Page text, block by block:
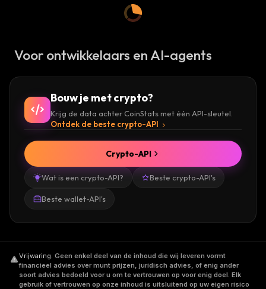
Voor ontwikkelaars en AI-agents
Bouw je met crypto?
Krijg de data achter CoinStats met één API-sleutel.
Ontdek de beste crypto-API
Wat is een crypto-API? Beste crypto-API's
Beste wallet-API's
Crypto-API
Vrijwaring. Geen enkel deel van de inhoud die wij leveren vormt
financieel advies over munt prijzen, juridisch advies, of enig ander
soort advies bedoeld voor u om te vertrouwen op voor enig doel. Elk
gebruik of vertrouwen op onze inhoud is uitsluitend op uw eigen risico